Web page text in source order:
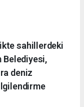
sahillerdeki
Belediyesi,
deniz